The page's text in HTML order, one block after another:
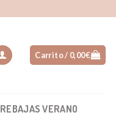
Carrito / 0,00€
REBAJAS VERANO